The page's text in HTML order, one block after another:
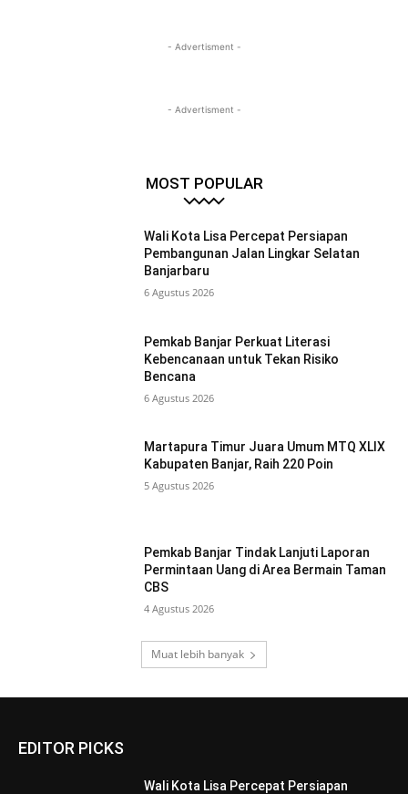
- Advertisment -
- Advertisment -
MOST POPULAR
Wali Kota Lisa Percepat Persiapan
Pembangunan Jalan Lingkar Selatan
Banjarbaru
6 Agustus 2026
Pemkab Banjar Perkuat Literasi
Kebencanaan untuk Tekan Risiko
Bencana
6 Agustus 2026
Martapura Timur Juara Umum MTQ XLIX
Kabupaten Banjar, Raih 220 Poin
5 Agustus 2026
Pemkab Banjar Tindak Lanjuti Laporan
Permintaan Uang di Area Bermain Taman
CBS
4 Agustus 2026
Muat lebih banyak
EDITOR PICKS
Wali Kota Lisa Percepat Persiapan